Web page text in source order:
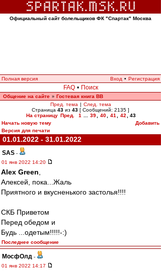
Официальный сайт болельщиков ФК "Спартак" Москва
Полная версия Вход • Регистрация
FAQ • Поиск
Общение на сайте » Гостевая книга ВВ
Пред. тема | След. тема
Страница 43 из 43 [ Сообщений: 2135 ]
На страницу Пред. 1 39 40 41 42
43
Начать новую тему
Добавить
Версия для печати
01.01.2022 - 31.01.2022
SAS -
01 янв 2022 14:20
Alex Green
Алексей, пока...Жаль
Приятного и вкусненького застолья!!!!
СКБ Приветом
Перед обедом и
Будь ...одетым!!!!!-:)
Последнее сообщение
МосфОлд -
01 янв 2022 14:17